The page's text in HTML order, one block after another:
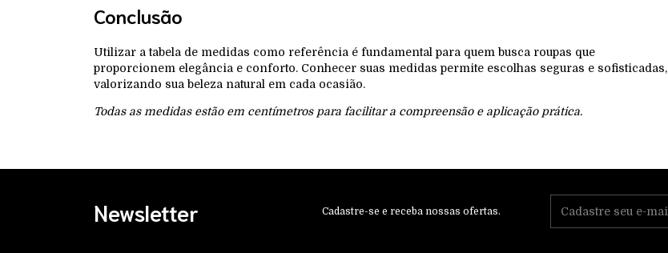
Conclusão
Utilizar a tabela de medidas como referência é fundamental para quem busca roupas que
proporcionem elegância e conforto. Conhecer suas medidas permite escolhas seguras e sofisticadas,
valorizando sua beleza natural em cada ocasião.
Todas as medidas estão em centímetros para facilitar a compreensão e aplicação prática.
Newsletter Cadastre-se e receba nossas ofertas.